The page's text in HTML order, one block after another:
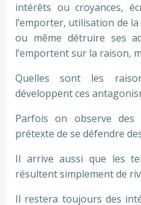
intérêts ou croyances,
l’emporter, utilisation de
ou même détruire ses
l’emportent sur la raison,
Quelles sont les
développent ces
Parfois on observe des
prétexte de se défendre
Il arrive aussi que les
résultent simplement de
Il restera toujours des